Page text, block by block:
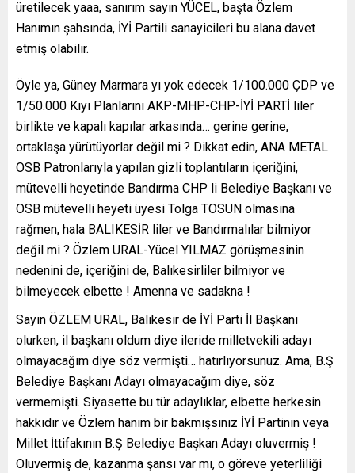
üretilecek yaaa, sanırım sayın YÜCEL, başta Özlem
Hanımın şahsında, İYİ Partili sanayicileri bu alana davet
etmiş olabilir.
Öyle ya, Güney Marmara yı yok edecek 1/100.000 ÇDP ve
1/50.000 Kıyı Planlarını AKP-MHP-CHP-İYİ PARTİ liler
birlikte ve kapalı kapılar arkasında… gerine gerine,
ortaklaşa yürütüyorlar değil mi ? Dikkat edin, ANA METAL
OSB Patronlarıyla yapılan gizli toplantıların içeriğini,
mütevelli heyetinde Bandırma CHP li Belediye Başkanı ve
OSB mütevelli heyeti üyesi Tolga TOSUN olmasına
rağmen, hala BALIKESİR liler ve Bandırmalılar bilmiyor
değil mi ? Özlem URAL-Yücel YILMAZ görüşmesinin
nedenini de, içeriğini de, Balıkesirliler bilmiyor ve
bilmeyecek elbette ! Amenna ve sadakna !
Sayın ÖZLEM URAL, Balıkesir de İYİ Parti İl Başkanı
olurken, il başkanı oldum diye ileride milletvekili adayı
olmayacağım diye söz vermişti… hatırlıyorsunuz. Ama, B.Ş
Belediye Başkanı Adayı olmayacağım diye, söz
vermemişti. Siyasette bu tür adaylıklar, elbette herkesin
hakkıdır ve Özlem hanım bir bakmışsınız İYİ Partinin veya
Millet İttifakının B.Ş Belediye Başkan Adayı oluvermiş !
Oluvermiş de, kazanma şansı var mı, o göreve yeterliliği